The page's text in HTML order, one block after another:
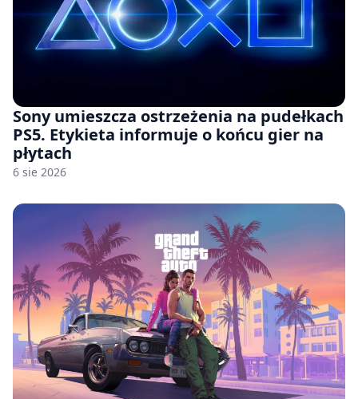
Sony umieszcza ostrzeżenia na pudełkach
PS5. Etykieta informuje o końcu gier na
płytach
6 sie 2026